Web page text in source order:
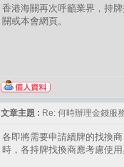
香港海關再次呼籲業界，持
關或本會網頁。
文章主題 : Re: 何時辦理金錢服
各即將需要申請續牌的找換
時，各持牌找換商應考慮使